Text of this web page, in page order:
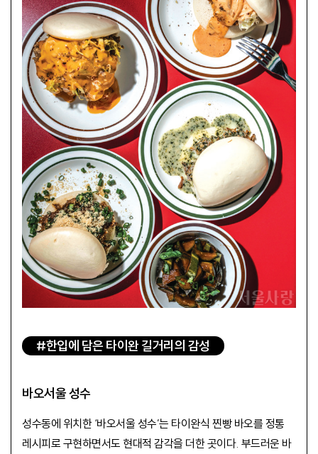
#한입에 담은 타이완 길거리의 감성
바오서울 성수
성수동에 위치한 ‘바오서울 성수’는 타이완식 찐빵 바오를 정통
레시피로 구현하면서도 현대적 감각을 더한 곳이다. 부드러운 바